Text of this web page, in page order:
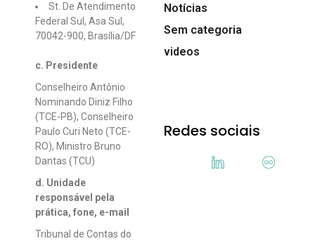
St. De Atendimento
Federal Sul, Asa Sul,
70042-900, Brasília/DF
c. Presidente
Conselheiro Antônio
Nominando Diniz Filho
(TCE-PB), Conselheiro
Paulo Curi Neto (TCE-
RO), Ministro Bruno
Dantas (TCU)
d. Unidade
responsável pela
prática, fone, e-mail
Tribunal de Contas do
Notícias
Sem categoria
videos
Redes sociais